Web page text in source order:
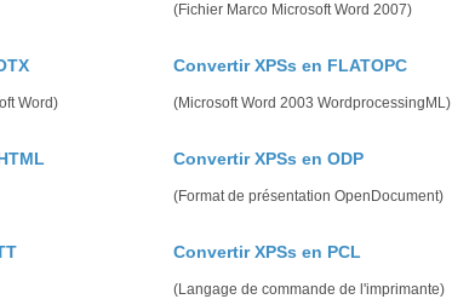
(Fichier Marco Microsoft Word 2007)
Word)
Convertir XPSs en FLATOPC
(Microsoft Word 2003 WordprocessingML)
Convertir XPSs en ODP
(Format de présentation OpenDocument)
Convertir XPSs en PCL
(Langage de commande de l'imprimante)